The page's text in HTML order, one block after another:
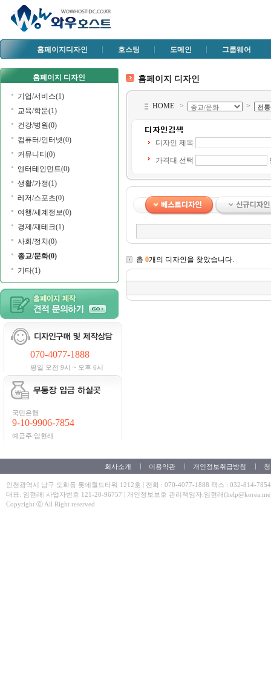
홈페이지디자인 호스팅 도메인 그룹웨어
홈페이지 디자인
기업/서비스(1)
교육/학문(1)
건강/병원(0)
컴퓨터/인터넷(0)
커뮤니티(0)
엔터테인먼트(0)
생활/가정(1)
레저/스포츠(0)
여행/세계정보(0)
경제/재테크(1)
사회/정치(0)
종교/문화(0)
기타(1)
070-4077-1888
평일 오전 9시 ~ 오후 6시
국민은행
9-10-9906-7854
예금주:임현래
홈페이지 디자인
HOME > >
디자인 제목
가격대 선택
총 0개의 디자인을 찾았습니다.
회사소개 이용약관 개인정보취급방침
인천광역시 남구 도화동 롯데월드타워 1212호 | 전화 : 070-4077-1888 팩스 : 032-814-7854
대표: 임현래| 사업자번호 121-20-96757 | 개인정보보호 관리책임자:임현래
Copyright ⓒ All Right reserved